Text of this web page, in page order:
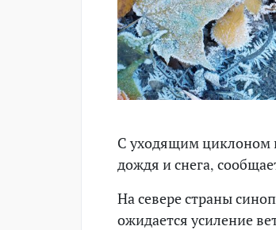
С уходящим циклоном
дождя и снега,
На севере страны
ожидается усиление